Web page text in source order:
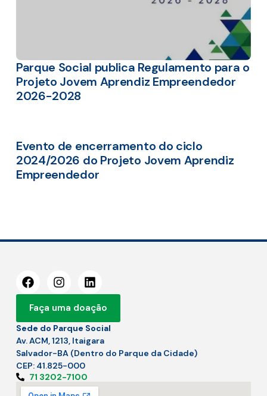
Parque Social publica Regulamento para o
Projeto Jovem Aprendiz Empreendedor
2026-2028
Evento de encerramento do ciclo
2024/2026 do Projeto Jovem Aprendiz
Empreendedor
Faça uma doação
Sede do Parque Social
Av. ACM, 1213, Itaigara
Salvador-BA (Dentro do Parque da Cidade)
CEP: 41.825-000
71 3202-7100